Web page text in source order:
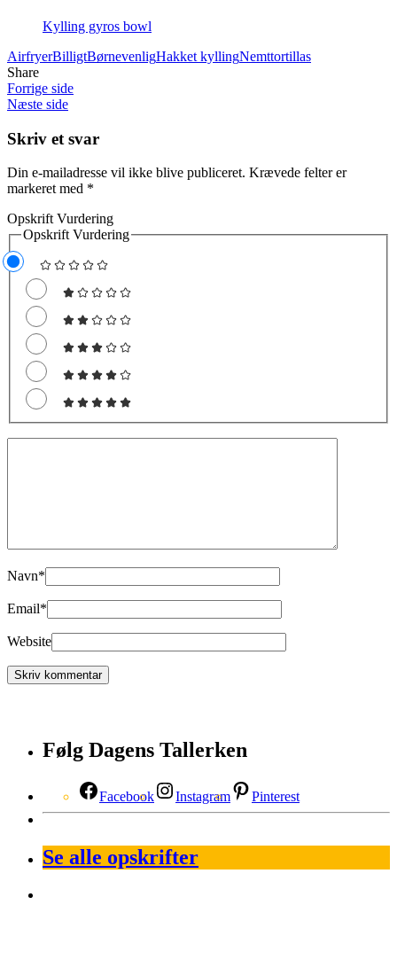
Kylling gyros bowl
AirfryerBilligtBørnevenligHakket kyllingNemttortillas
Share
Forrige side
Næste side
Skriv et svar
Din e-mailadresse vil ikke blive publiceret. Krævede felter er
markeret med *
Opskrift Vurdering
Opskrift Vurdering
Navn*
Email*
Website
Følg Dagens Tallerken
Facebook Instagram Pinterest
Se alle opskrifter